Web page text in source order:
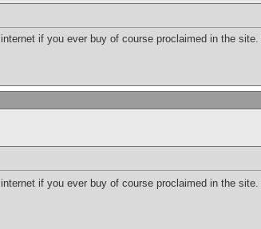
if you ever buy of course proclaimed in the site.
if you ever buy of course proclaimed in the site.